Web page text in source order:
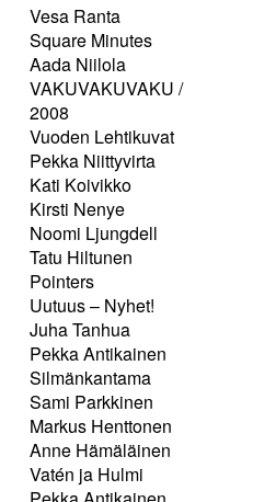
Vesa Ranta
Square Minutes
Aada Niilola
VAKUVAKUVAKU /
2008
Vuoden Lehtikuvat
Pekka Niittyvirta
Kati Koivikko
Kirsti Nenye
Noomi Ljungdell
Tatu Hiltunen
Pointers
Uutuus – Nyhet!
Juha Tanhua
Pekka Antikainen
Silmänkantama
Sami Parkkinen
Markus Henttonen
Anne Hämäläinen
Vatén ja Hulmi